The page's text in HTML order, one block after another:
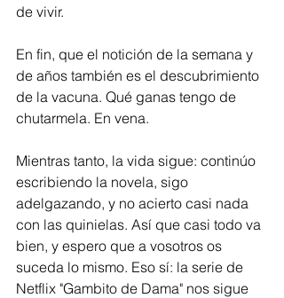
de vivir.
En fin, que el notición de la semana y
de años también es el descubrimiento
de la vacuna. Qué ganas tengo de
chutarmela. En vena.
Mientras tanto, la vida sigue: continúo
escribiendo la novela, sigo
adelgazando, y no acierto casi nada
con las quinielas. Así que casi todo va
bien, y espero que a vosotros os
suceda lo mismo. Eso sí: la serie de
Netflix "Gambito de Dama" nos sigue